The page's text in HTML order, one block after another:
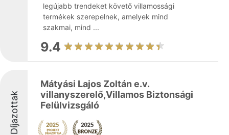
legújabb trendeket követő villamossági
termékek szerepelnek, amelyek mind
szakmai, mind ...
9.4
Díjazottak
Mátyási Lajos Zoltán e.v.
villanyszerelő,Villamos Biztonsági
Felülvizsgáló